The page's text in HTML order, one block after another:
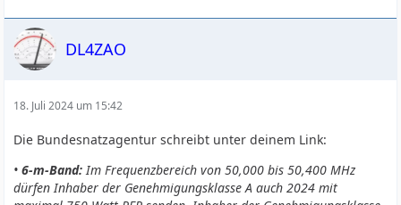
DL4ZAO
18. Juli 2024 um 15:42
Die Bundesnatzagentur schreibt unter deinem Link:
•6-m-Band:Im Frequenzbereich von 50,000 bis 50,400 MHz
dürfen Inhaber der Genehmigungs­klasse A auch 2024 mit